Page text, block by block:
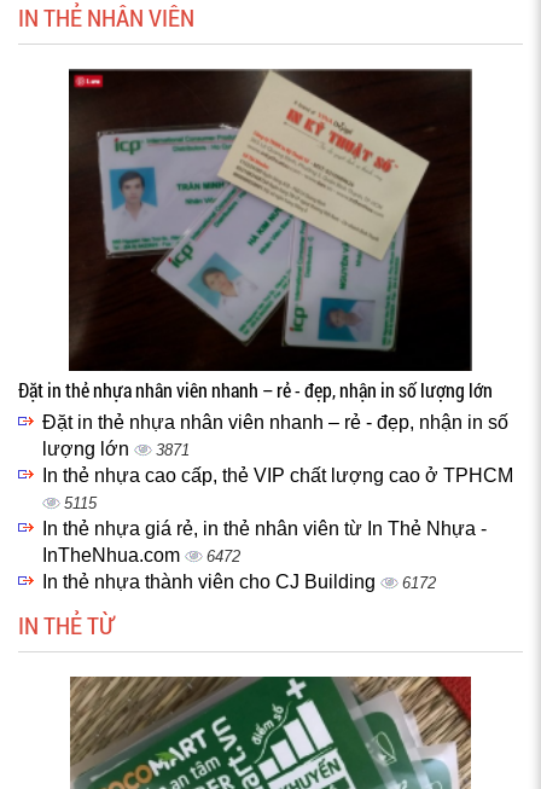
IN THẺ NHÂN VIÊN
Đặt in thẻ nhựa nhân viên nhanh – rẻ - đẹp, nhận in số lượng lớn
Đặt in thẻ nhựa nhân viên nhanh – rẻ - đẹp, nhận in số
lượng lớn
3871
In thẻ nhựa cao cấp, thẻ VIP chất lượng cao ở TPHCM
5115
In thẻ nhựa giá rẻ, in thẻ nhân viên từ In Thẻ Nhựa -
InTheNhua.com
6472
In thẻ nhựa thành viên cho CJ Building 6172
IN THẺ TỪ